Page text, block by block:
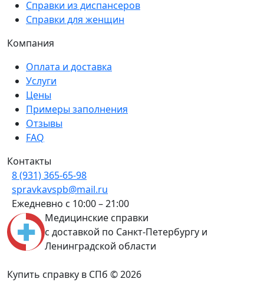
Медицинские справки
с доставкой по Санкт-Петербургу и
Ленинградской области
Купить справку в СПб © 2026
Справки из диспансеров
Справки для женщин
Компания
Оплата и доставка
Услуги
Цены
Примеры заполнения
Отзывы
FAQ
Контакты
8 (931) 365-65-98
spravkavspb@mail.ru
Ежедневно с 10:00 – 21:00